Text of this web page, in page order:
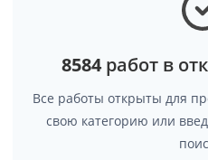
8584работ в
Все работы открыты для
свою категорию или